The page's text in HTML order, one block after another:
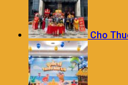
Cho